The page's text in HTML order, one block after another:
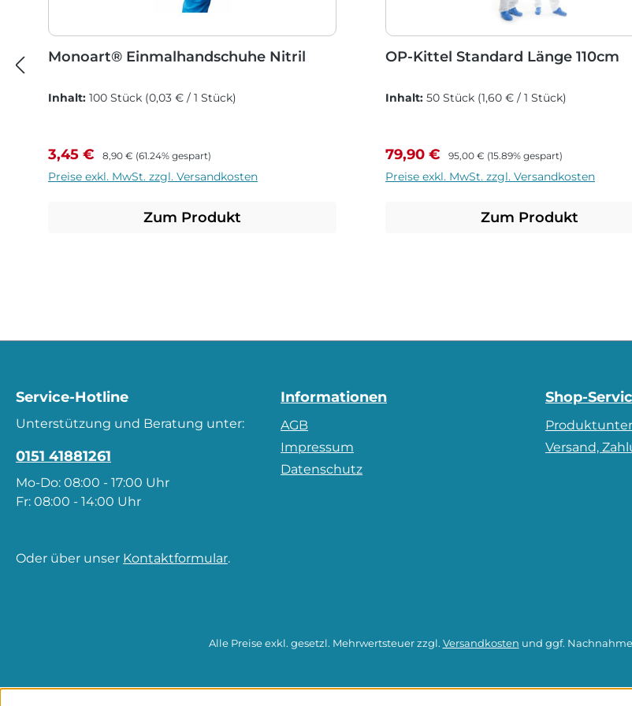
Monoart® Einmalhandschuhe Nitril
Inhalt: 100 Stück (0,03 € / 1 Stück)
Verkaufspreis:
3,45 € Regulärer Preis:
8,90 € (61.24% gespart)
Preise exkl. MwSt. zzgl. Versandkosten
Zum Produkt
OP-Kittel Standard Länge 110cm
Inhalt: 50 Stück (1,60 € / 1 Stück)
Verkaufspreis:
79,90 € Regulärer Preis:
95,00 € (15.89% gespart)
Preise exkl. MwSt. zzgl. Versandkosten
Zum Produkt
Service-Hotline
Unterstützung und Beratung unter:
0151 41881261
Mo-Do: 08:00 - 17:00 Uhr
Fr: 08:00 - 14:00 Uhr
Oder über unser Kontaktformular.
Informationen
AGB
Impressum
Datenschutz
Shop-
Versand,
Alle Preise exkl. gesetzl. Mehrwertsteuer zzgl. Versandkosten und ggf.